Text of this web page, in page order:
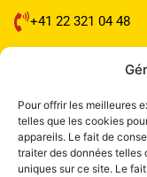
Pour offrir les meilleures
telles que les cookies
appareils. Le fait de
traiter des données telles
uniques sur ce site. Le
Institut Liang
Boulevard de la Tour
+41 22 321 04 48